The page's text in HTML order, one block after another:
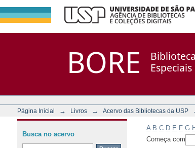
BORE
Página Inicial → Livros → Acervo das Bibliotecas da USP
A B C D E F G H
Começa com
Busca no acervo